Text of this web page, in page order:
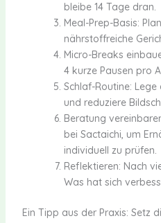
bleibe 14 Tage dran.
Meal-Prep-Basis:
nährstoffreiche
Micro-Breaks
4 kurze Pausen pro
Schlaf-Routine:
und reduziere
Beratung
bei Sactaichi, um
individuell zu prüfen.
Reflektieren: Nach
Was hat sich
Ein Tipp aus der Praxis: Setz